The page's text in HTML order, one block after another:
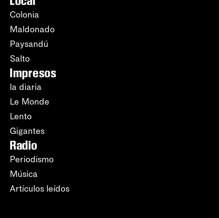
Colonia
Maldonado
Paysandú
Salto
Impresos
la diaria
Le Monde
Lento
Gigantes
Radio
Periodismo
Música
Artículos leídos